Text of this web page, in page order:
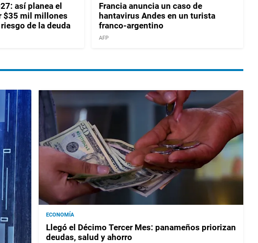
así planea el
$35 mil millones
de la deuda
Francia anuncia un caso de
hantavirus Andes en un turista
franco-argentino
AFP
ECONOMÍA
Llegó el Décimo Tercer Mes: panameños priorizan
deudas, salud y ahorro